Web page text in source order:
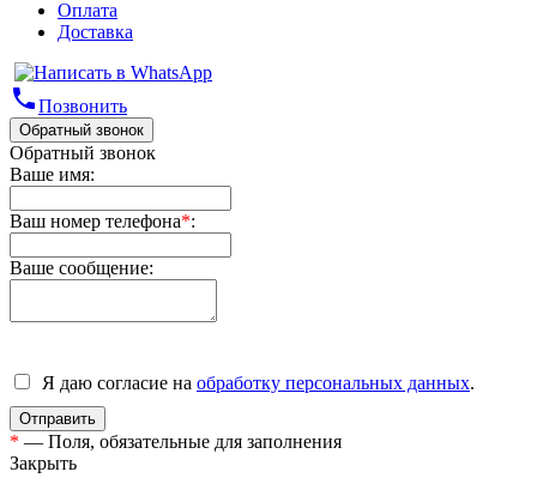
Оплата
Доставка
phoneПозвонить
Обратный звонок
Обратный звонок
Ваше имя:
Ваш номер телефона*:
Ваше сообщение:
Я даю согласие на обработку персональных данных.
* — Поля, обязательные для заполнения
Закрыть